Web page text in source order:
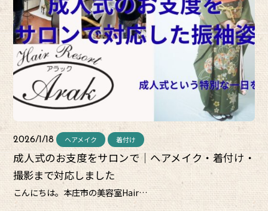
2026/1/18 ヘアメイク 着付け
成人式のお支度をサロンで｜ヘアメイク・着付け・
撮影まで対応しました
こんにちは。本庄市の美容室Hair…